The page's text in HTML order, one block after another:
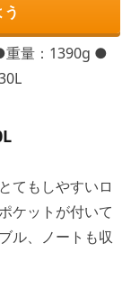
重量：1390g ●
てもしやすいロ
ケットが付いて
ル、ノートも収